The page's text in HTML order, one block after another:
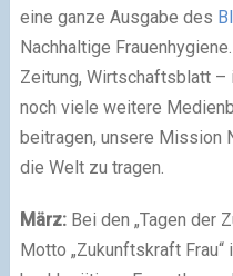
eine ganze Ausgabe des
Nachhaltige
Zeitung, Wirtschaftsblatt –
noch viele weitere
beitragen, unsere Mission
die Welt zu tragen.
März:Bei den „Tagen der
Motto „Zukunftskraft